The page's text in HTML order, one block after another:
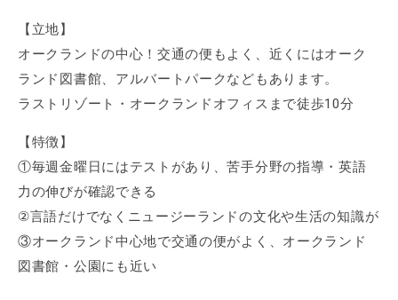
【立地】
オークランドの中心！交通の便もよく、近くにはオーク
ランド図書館、アルバートパークなどもあります。
ラストリゾート・オークランドオフィスまで徒歩10分
【特徴】
①毎週金曜日にはテストがあり、苦手分野の指導・英語
力の伸びが確認できる
②言語だけでなくニュージーランドの文化や生活の知識が
③オークランド中心地で交通の便がよく、オークランド
図書館・公園にも近い